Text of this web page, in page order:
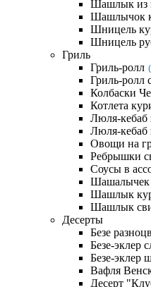
Шашлык из
Шашлычок
Шницель
Шницель
Гриль
Гриль-ролл
Гриль-ролл
Колбаски
Котлета
Люля-кебаб
Люля-кебаб
Овощи на
Ребрышки
Соусы в
Шашалычек
Шашлык
Шашлык
Десерты
Безе
Безе-эклер
Безе-эклер
Вафля
Десерт